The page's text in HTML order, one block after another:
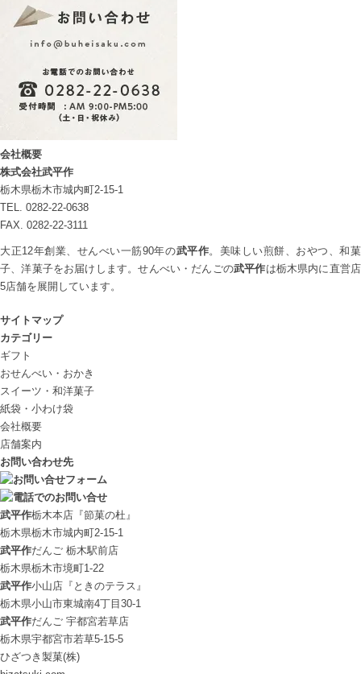
会社概要
株式会社武平作
栃木県栃木市城内町2-15-1
TEL. 0282-22-0638
FAX. 0282-22-3111
大正12年創業、せんべい一筋90年の武平作。美味しい煎餅、おやつ、和菓
子、洋菓子をお届けします。せんべい・だんごの武平作は栃木県内に直営店
5店舗を展開しています。
サイトマップ
カテゴリー
ギフト
おせんべい・おかき
スイーツ・和洋菓子
紙袋・小わけ袋
会社概要
店舗案内
お問い合わせ先
武平作栃木本店『節菓の杜』
栃木県栃木市城内町2-15-1
武平作だんご 栃木駅前店
栃木県栃木市境町1-22
武平作小山店『ときのテラス』
栃木県小山市東城南4丁目30-1
武平作だんご 宇都宮若草店
栃木県宇都宮市若草5-15-5
ひざつき製菓(株)